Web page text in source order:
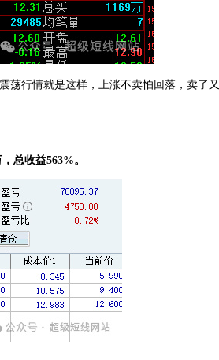
荡行情就是这样，上涨不卖怕回落，卖了又
总收益563%。